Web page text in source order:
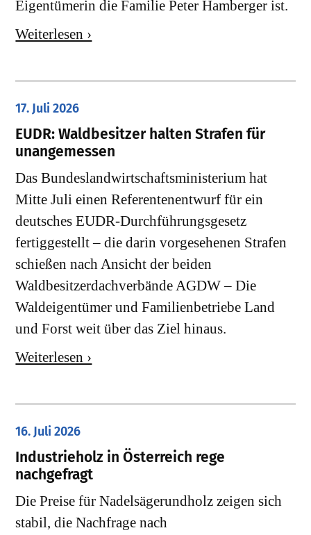
Eigentümerin die Familie Peter Hamberger ist.
Weiterlesen ›
17. Juli 2026
EUDR: Waldbesitzer halten Strafen für
unangemessen
Das Bundeslandwirtschaftsministerium hat
Mitte Juli einen Referentenentwurf für ein
deutsches EUDR-Durchführungsgesetz
fertiggestellt – die darin vorgesehenen Strafen
schießen nach Ansicht der beiden
Waldbesitzerdachverbände AGDW – Die
Waldeigentümer und Familienbetriebe Land
und Forst weit über das Ziel hinaus.
Weiterlesen ›
16. Juli 2026
Industrieholz in Österreich rege
nachgefragt
Die Preise für Nadelsägerundholz zeigen sich
stabil, die Nachfrage nach